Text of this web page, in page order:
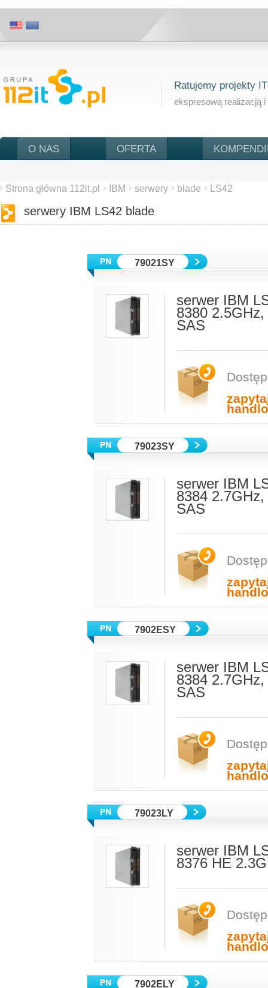
Ratujemy projekty IT
ekspresową realizacją i
O NAS OFERTA
Strona główna 112it.pl IBM serwery blade LS42
serwery IBM LS42 blade
79021SY
serwer IBM
8380
SAS
79023SY
serwer IBM
8384
SAS
7902ESY
serwer IBM
8384
SAS
79023LY
serwer IBM
8376 HE
7902ELY